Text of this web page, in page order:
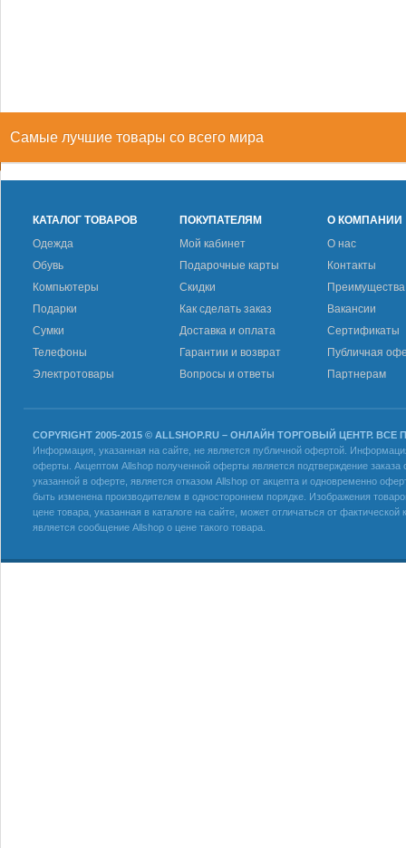
Самые лучшие товары со всего мира
КАТАЛОГ ТОВАРОВ
Одежда
Обувь
Компьютеры
Подарки
Сумки
Телефоны
Электротовары
ПОКУПАТЕЛЯМ
Мой кабинет
Подарочные карты
Скидки
Как сделать заказ
Доставка и оплата
Гарантии и возврат
Вопросы и ответы
О КОМПАНИИ
О нас
Контакты
Преимущества
Вакансии
Сертификаты
Публичная
Партнерам
COPYRIGHT 2005-2015 © ALLSHOP.RU – ОНЛАЙН ТОРГОВЫЙ ЦЕНТР.
Информация, указанная на сайте, не является публичной офертой.
оферты. Акцептом Allshop полученной оферты является подтверждение
указанной в оферте, является отказом Allshop от акцепта и одновременно
быть изменена производителем в одностороннем порядке. Изображения
цене товара, указанная в каталоге на сайте, может отличаться от
является сообщение Allshop о цене такого товара.